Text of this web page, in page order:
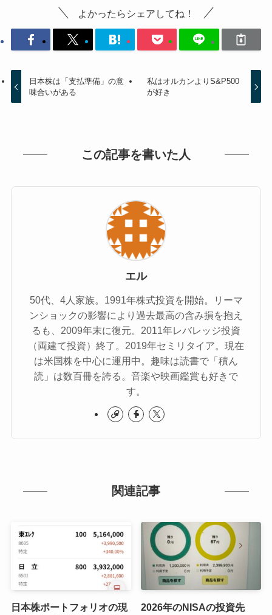
よかったらシェアしてね！
日本株は「支払準備」の意
味合いがある
私はオルカンよりS&P500
が好き
この記事を書いた人
エル
50代、4人家族。1991年株式投資を開始。リーマ
ンショックの影響により過去最高の含み損を抱え
るも、2009年末に復元。2011年レバレッジ投資
（両建て投資）終了。2019年セミリタイア。現在
は米国株を中心に運用中。趣味は読書で「積ん
読」は数百冊を誇る。音楽や映画鑑賞も好きで
す。
関連記事
日本株ポートフォリオの現
2026年のNISAの投資先